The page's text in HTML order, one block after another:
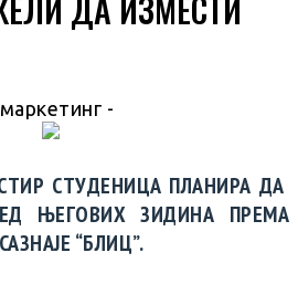
-
СТУДЕНИЦА ПЛАНИРА ДА
ЊЕГОВИХ ЗИДИНА ПРЕМА
“БЛИЦ”.